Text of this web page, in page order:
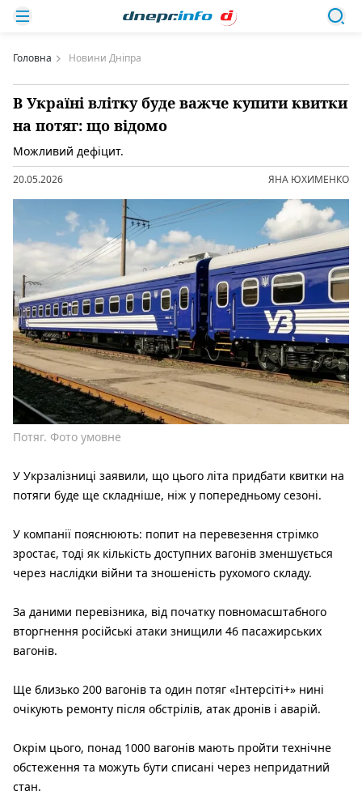
Головна Новини Дніпра
В Україні влітку буде важче купити квитки
на потяг: що відомо
Можливий дефіцит.
20.05.2026 ЯНА ЮХИМЕНКО
Потяг. Фото умовне
У Укрзалізниці заявили, що цього літа придбати квитки на
потяги буде ще складніше, ніж у попередньому сезоні.
У компанії пояснюють: попит на перевезення стрімко
зростає, тоді як кількість доступних вагонів зменшується
через наслідки війни та зношеність рухомого складу.
За даними перевізника, від початку повномасштабного
вторгнення російські атаки знищили 46 пасажирських
вагонів.
Ще близько 200 вагонів та один потяг «Інтерсіті+» нині
очікують ремонту після обстрілів, атак дронів і аварій.
Окрім цього, понад 1000 вагонів мають пройти технічне
обстеження та можуть бути списані через непридатний
стан.